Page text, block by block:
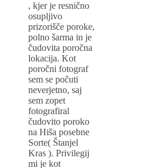
, kjer je resnično
osupljivo
prizorišče poroke,
polno šarma in je
čudovita poročna
lokacija. Kot
poročni fotograf
sem se počuti
neverjetno, saj
sem zopet
fotografiral
čudovito poroko
na Hiša posebne
Sorte( Štanjel
Kras ). Privilegij
mi je kot